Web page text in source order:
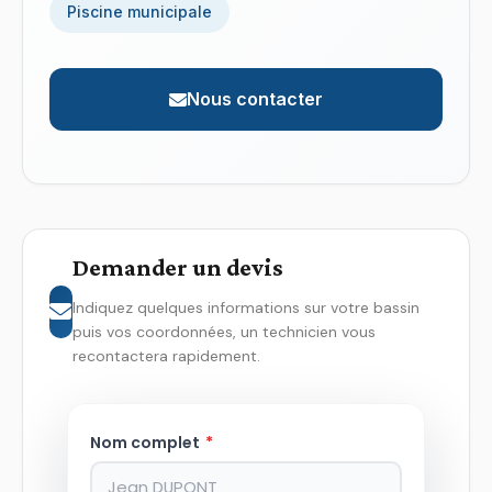
Piscine municipale
Nous contacter
Demander un devis
Indiquez quelques informations sur votre bassin
puis vos coordonnées, un technicien vous
recontactera rapidement.
Nom complet *